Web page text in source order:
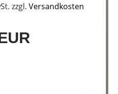
zzgl. Versandkosten